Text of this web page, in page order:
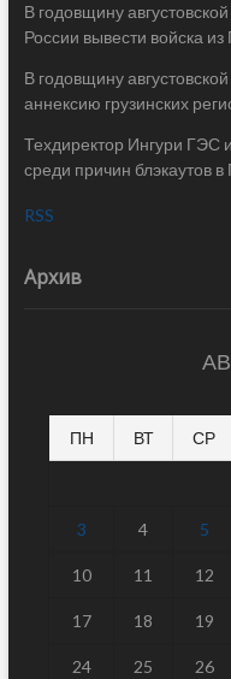
В годовщину
России вывести войска из
В годовщину
аннексию грузинских
Техдиректор Ингури ГЭС
среди причин блэкаутов в
RSS
Архив
ПН ВТ СР
3 4 5
10 11 12
17 18 19
24 25 26